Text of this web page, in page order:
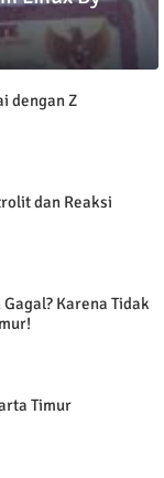
dengan Z
dan Reaksi
Karena Tidak
Timur